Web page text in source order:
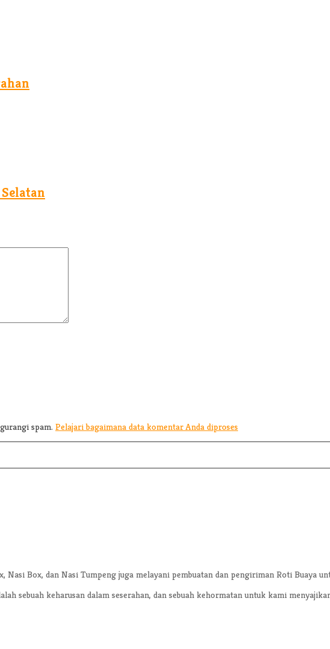
spam. Pelajari bagaimana data komentar Anda diproses
Nasi Box, dan Nasi Tumpeng juga melayani pembuatan dan pengiriman Roti Buaya
sebuah keharusan dalam seserahan, dan sebuah kehormatan untuk kami